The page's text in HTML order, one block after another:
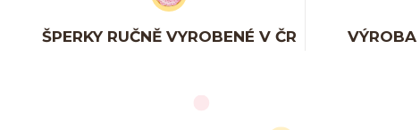
ŠPERKY RUČNĚ VYROBENÉ V ČR VÝROBA